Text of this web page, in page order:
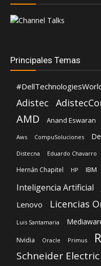
Principales Temas
Adistec
AMD Anand Eswaran
Aws CompuSoluciones
Distecna Eduardo Chavarro
Hernán Chapitel HP IBM
Inteligencia Artificial
Lenovo Licencias
Luis Santamaria
Nvidia Oracle Primus
Schneider Electric